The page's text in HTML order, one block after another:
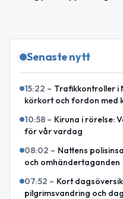
Senaste nytt
15:22 – Trafikkontroller i
körkort och fordon med
10:58 – Kiruna i rörelse:
för vår vardag
08:02 – Nattens
och omhändertaganden
07:52 – Kort
pilgrimsvandring och